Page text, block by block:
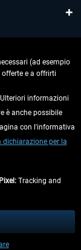
descritto.
di consegna per le
(ad esempio
e a offrirti
informazioni
è anche possibile
con l'informativa
per la
Tracking and